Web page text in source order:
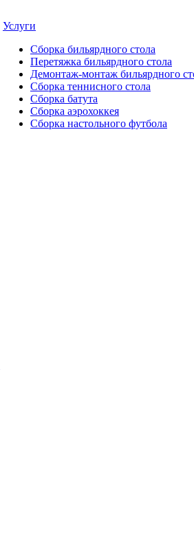
Услуги
Сборка бильярдного стола
Перетяжка бильярдного стола
Демонтаж-монтаж бильярдного
Сборка теннисного стола
Сборка батута
Сборка аэрохоккея
Сборка настольного футбола